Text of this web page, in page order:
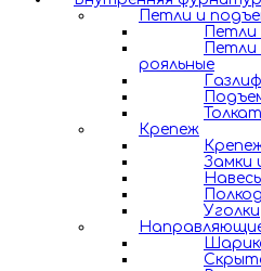
Петли и
Петли
Петли
рояльные
Крепеж
Замки
Уголки